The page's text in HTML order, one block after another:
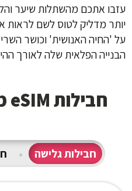
עזבו אתכם מהשתלות שיער
יותר מדליק לטוס לשם לראות
על 'החיה האנושית' וכושר
הבנייה הפלאית שלה לאורך
חבילות eSIM מתאימות ליעד
חבילות גלישה •